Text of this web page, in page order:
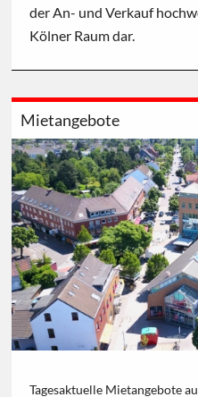
der An- und Verkauf
Kölner Raum dar.
Mietangebote
Tagesaktuelle Mietangebote